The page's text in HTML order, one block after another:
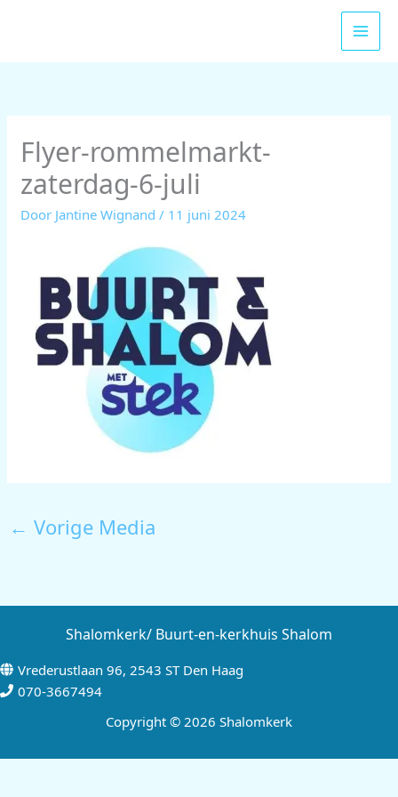
Flyer-rommelmarkt-
zaterdag-6-juli
Door Jantine Wignand/ 11 juni 2024
← Vorige Media
Shalomkerk/ Buurt-en-kerkhuis Shalom
Vrederustlaan 96, 2543 ST Den Haag
070-3667494
Copyright © 2026 Shalomkerk